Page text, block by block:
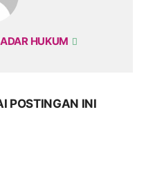
HUKUM
POSTINGAN INI